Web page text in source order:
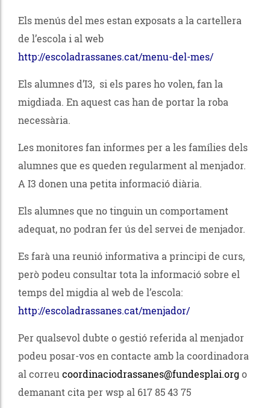
Els menús del mes estan exposats a la cartellera
de l’escola i al web
http://escoladrassanes.cat/menu-del-mes/
Els alumnes d’I3, si els pares ho volen, fan la
migdiada. En aquest cas han de portar la roba
necessària.
Les monitores fan informes per a les famílies dels
alumnes que es queden regularment al menjador.
A I3 donen una petita informació diària.
Els alumnes que no tinguin un comportament
adequat, no podran fer ús del servei de menjador.
Es farà una reunió informativa a principi de curs,
però podeu consultar tota la informació sobre el
temps del migdia al web de l’escola:
http://escoladrassanes.cat/menjador/
Per qualsevol dubte o gestió referida al menjador
podeu posar-vos en contacte amb la coordinadora
al correu coordinaciodrassanes@fundesplai.org o
demanant cita per wsp al 617 85 43 75